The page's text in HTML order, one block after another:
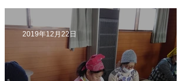
令和元年台風15号･19号
2019年12月22日